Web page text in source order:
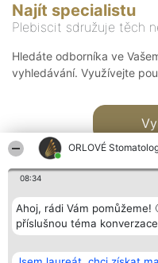
ORLOVÉ
08:34
Ahoj, rádi Vám pomůžeme!
příslušnou téma
Najít specialistu
Plebiscit sdružuje těch
Hledáte odborníka ve
vyhledávání. Využívejte
Bright Side Solutions sp. z o.